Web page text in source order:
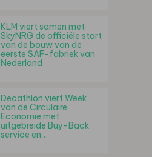
KLM viert samen met
SkyNRG de officiële start
van de bouw van de
eerste SAF-fabriek van
Nederland
Decathlon viert Week
van de Circulaire
Economie met
uitgebreide Buy-Back
service en…